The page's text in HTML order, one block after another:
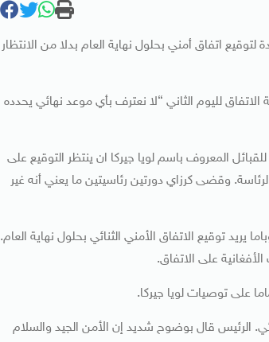
اتفاق أمني بحلول نهاية العام بدلا من الانتظار
لليوم الثاني “لا نعترف بأي موعد نهائي يحدده
المعروف باسم لويا جيركا ان ينتظر التوقيع على
في البلاد بعد عام 2014 لما بعد انتخابات الرئاسة. وقضى كرزاي دورتين رئاسيتين ما يعني أنه غير
توقيع الاتفاق الأمني الثنائي بحلول نهاية العام.
على الاتفاق.
على توصيات لويا جيركا.
الرئيس قال بوضوح شديد إن الأمن الجيد والسلام